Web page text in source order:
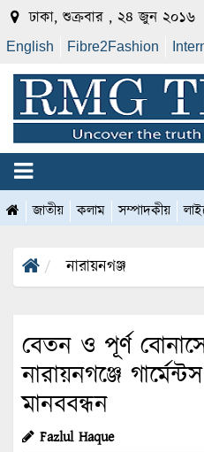
ঢাকা, শুক্রবার , ২৪ জুন ২০১৬
English Fibre2Fashion
জাতীয় কলাম সম্পাদকীয়
নারায়নগঞ্জ
বেতন ও পূর্ণ
নারায়নগঞ্জে
মানববন্ধন
Fazlul Haque